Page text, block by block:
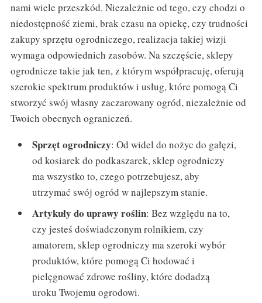
nami wiele przeszkód. Niezależnie od tego, czy chodzi o
niedostępność ziemi, brak czasu na opiekę, czy trudności
zakupy sprzętu ogrodniczego, realizacja takiej wizji
wymaga odpowiednich zasobów. Na szczęście, sklepy
ogrodnicze takie jak ten, z którym współpracuję, oferują
szerokie spektrum produktów i usług, które pomogą Ci
stworzyć swój własny zaczarowany ogród, niezależnie od
Twoich obecnych ograniczeń.
Sprzęt ogrodniczy: Od widel do nożyc do gałęzi,
od kosiarek do podkaszarek, sklep ogrodniczy
ma wszystko to, czego potrzebujesz, aby
utrzymać swój ogród w najlepszym stanie.
Artykuły do uprawy roślin: Bez względu na to,
czy jesteś doświadczonym rolnikiem, czy
amatorem, sklep ogrodniczy ma szeroki wybór
produktów, które pomogą Ci hodować i
pielęgnować zdrowe rośliny, które dodadzą
uroku Twojemu ogrodowi.